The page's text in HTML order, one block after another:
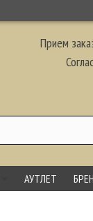
Прием
АУТЛЕТ